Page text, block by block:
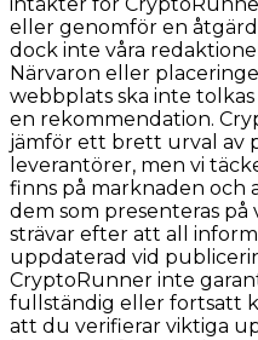
eller genomför en
dock inte våra
Närvaron eller
webbplats ska inte
en rekommendation.
jämför ett brett urval av
leverantörer, men vi
finns på marknaden och
dem som presenteras på
strävar efter att all
uppdaterad vid
CryptoRunner inte
fullständig eller fortsatt
att du verifierar viktiga